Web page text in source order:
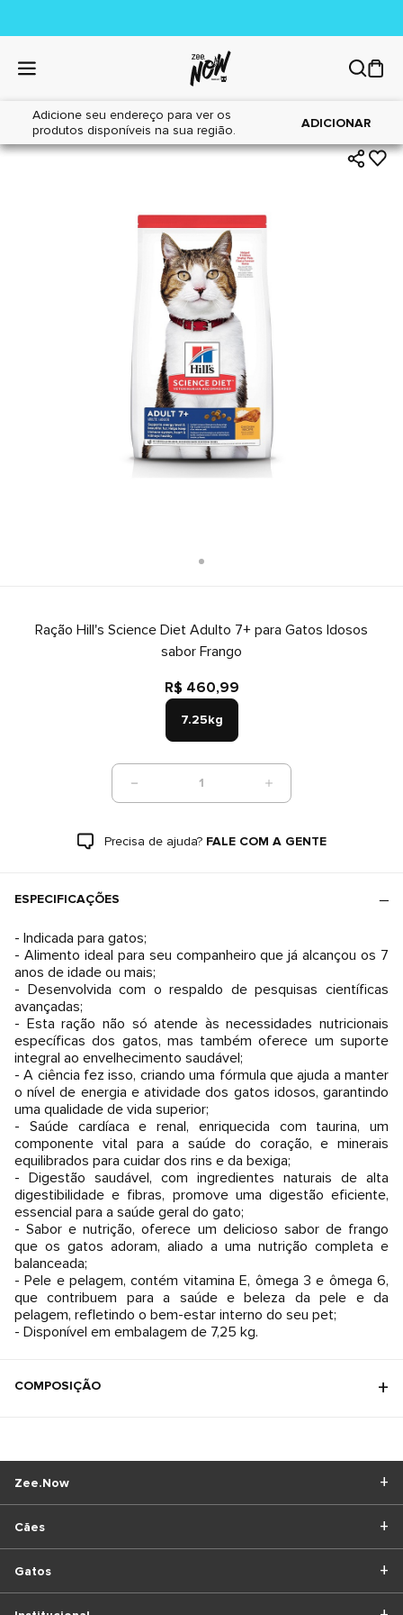
Adicione seu endereço para ver os
produtos disponíveis na sua região.
ADICIONAR
Home|Gatos|Alimentos
Ração Hill's Science Diet Adulto 7+ para Gatos Idosos
sabor Frango
R$ 460,99
7.25kg
1
Precisa de ajuda? FALE COM A GENTE
ESPECIFICAÇÕES
- Indicada para gatos;
- Alimento ideal para seu companheiro que já alcançou os 7
anos de idade ou mais;
- Desenvolvida com o respaldo de pesquisas científicas
avançadas;
- Esta ração não só atende às necessidades nutricionais
específicas dos gatos, mas também oferece um suporte
integral ao envelhecimento saudável;
- A ciência fez isso, criando uma fórmula que ajuda a manter
o nível de energia e atividade dos gatos idosos, garantindo
uma qualidade de vida superior;
- Saúde cardíaca e renal, enriquecida com taurina, um
componente vital para a saúde do coração, e minerais
equilibrados para cuidar dos rins e da bexiga;
- Digestão saudável, com ingredientes naturais de alta
digestibilidade e fibras, promove uma digestão eficiente,
essencial para a saúde geral do gato;
- Sabor e nutrição, oferece um delicioso sabor de frango
que os gatos adoram, aliado a uma nutrição completa e
balanceada;
- Pele e pelagem, contém vitamina E, ômega 3 e ômega 6,
que contribuem para a saúde e beleza da pele e da
pelagem, refletindo o bem-estar interno do seu pet;
- Disponível em embalagem de 7,25 kg.
COMPOSIÇÃO
Cães
Gatos
Zee.Now